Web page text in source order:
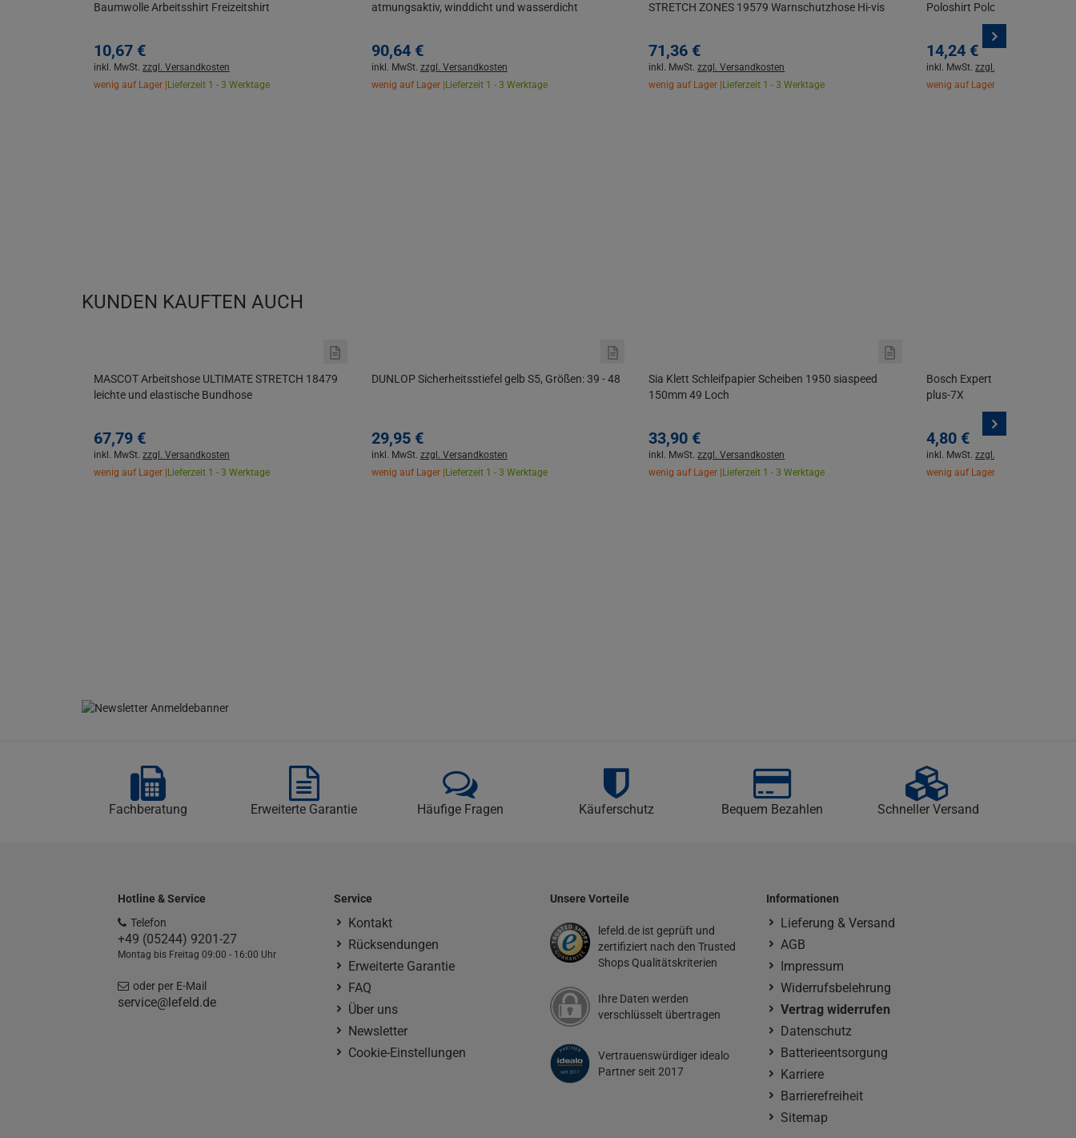
Baumwolle Arbeitsshirt Freizeitshirt
10,67 €
inkl. MwSt. zzgl. Versandkosten
wenig auf Lager | Lieferzeit 1 - 3 Werktage
atmungsaktiv, winddicht und wasserdicht
90,64 €
inkl. MwSt. zzgl. Versandkosten
wenig auf Lager | Lieferzeit 1 - 3 Werktage
STRETCH ZONES 19579 Warnschutzhose Hi-vis
71,36 €
inkl. MwSt.zzgl. Versandkosten
wenig auf Lager | Lieferzeit 1 - 3 Werktage
Poloshirt Polohemd für
14,24 €
inkl. MwSt. zzgl. Versandkosten
wenig auf Lager |
KUNDEN KAUFTEN AUCH
MASCOT Arbeitshose ULTIMATE STRETCH 18479
leichte und elastische Bundhose
67,79 €
inkl. MwSt. zzgl. Versandkosten
wenig auf Lager | Lieferzeit 1 - 3 Werktage
DUNLOP Sicherheitsstiefel gelb S5, Größen: 39 - 48
29,95 €
inkl. MwSt. zzgl. Versandkosten
wenig auf Lager | Lieferzeit 1 - 3 Werktage
Sia Klett Schleifpapier Scheiben 1950 siaspeed
150mm 49 Loch
33,90 €
inkl. MwSt.zzgl. Versandkosten
wenig auf Lager | Lieferzeit 1 - 3 Werktage
Bosch Expert Gesteinsbohrer
plus-7X
4,80 €
inkl. MwSt. zzgl. Versandkosten
wenig auf Lager |
Fachberatung Erweiterte Garantie Häufige Fragen Käuferschutz Bequem Bezahlen Schneller Versand
Hotline & Service
Telefon
+49 (05244) 9201-27
Montag bis Freitag 09:00 - 16:00 Uhr
oder per E-Mail
service@lefeld.de
Service
Kontakt
Rücksendungen
Erweiterte Garantie
FAQ
Über uns
Newsletter
Cookie-Einstellungen
Unsere Vorteile
lefeld.de ist geprüft und
zertifiziert nach den Trusted
Shops Qualitätskriterien
Ihre Daten werden
verschlüsselt übertragen
Vertrauenswürdiger idealo
Partner seit 2017
Informationen
Lieferung & Versand
AGB
Impressum
Widerrufsbelehrung
Vertrag widerrufen
Datenschutz
Batterieentsorgung
Karriere
Barrierefreiheit
Sitemap